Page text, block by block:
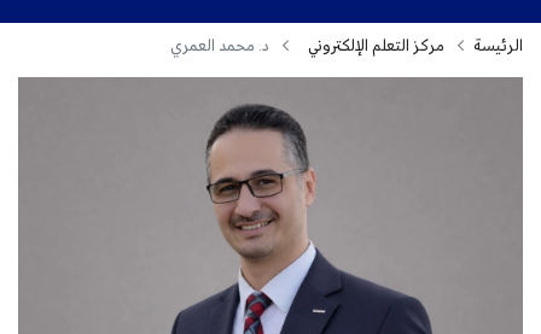
الرئيسة مركز التعلم الإلكتروني د. محمد العمري